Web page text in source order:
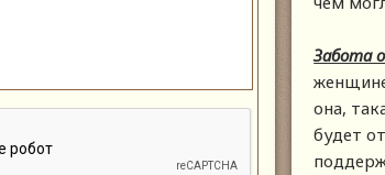
Забота о
она,
будет